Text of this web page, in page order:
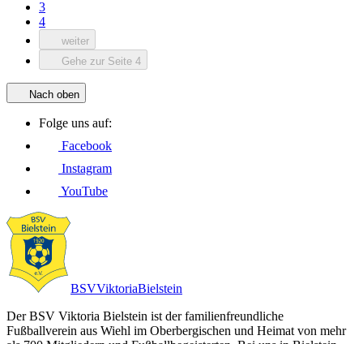
3
4
weiter
Gehe zur Seite 4
Nach oben
Folge uns auf:
Facebook
Instagram
YouTube
BSVViktoriaBielstein
Der BSV Viktoria Bielstein ist der familienfreundliche
Fußballverein aus Wiehl im Oberbergischen und Heimat von mehr